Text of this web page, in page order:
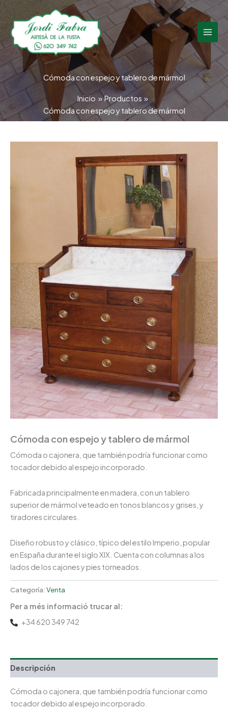
Ir
al
contenido
Cómoda con espejo y tablero de mármol
Inicio
Productos
Cómoda con espejo y tablero de mármol
Cómoda con espejo y tablero de mármol
Cómoda o cajonera, que también podría funcionar como
tocador debido al espejo incorporado.
Fabricada principalmente en madera, con un tablero
superior de mármol veteado en tonos blancos y grises, y
tiradores circulares.
Diseño robusto y clásico, típico del estilo Imperio, popular
en España durante el siglo XIX. Cuenta con columnas a los
lados de los cajones y pies torneados.
Categoría:Venta
Per a més informació trucar al:
+34 620 349 742
Descripción
Cómoda o cajonera, que también podría funcionar como
tocador debido al espejo incorporado.